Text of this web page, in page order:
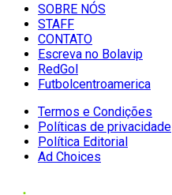
SOBRE NÓS
STAFF
CONTATO
Escreva no Bolavip
RedGol
Futbolcentroamerica
Termos e Condições
Políticas de privacidade
Política Editorial
Ad Choices